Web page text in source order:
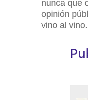
nunca que
opinión
vino al vino.